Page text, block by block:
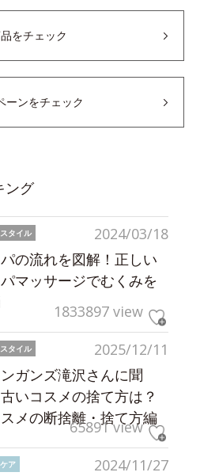
をチェック
ーンをチェック
ング
2024/03/18
タイル
の流れを図解！正しい
マッサージでむくみを
1833897 view
2025/12/11
タイル
ガンズ滝沢さんに聞
いコスメの捨て方は？
スメの断捨離・捨て方編
65891 view
2024/11/27
ア